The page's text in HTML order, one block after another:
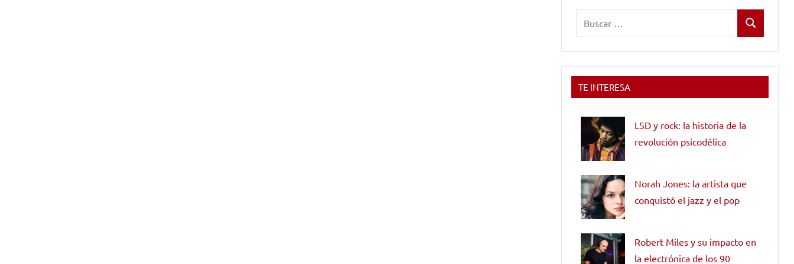
Buscar
TE INTERESA
LSD y rock: la historia de la
revolución psicodélica
Norah Jones: la artista que
conquistó el jazz y el pop
Robert Miles y su impacto en
la electrónica de los 90